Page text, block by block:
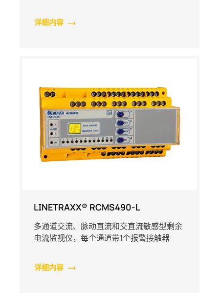
详细内容
LINETRAXX® RCMS490-L
多通道交流、脉动直流和交直流敏感型剩余
电流监视仪，每个通道带1个报警接触器
详细内容